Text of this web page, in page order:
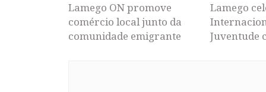
Lamego ON promove
comércio local junto da
comunidade emigrante
Lamego
Juventude